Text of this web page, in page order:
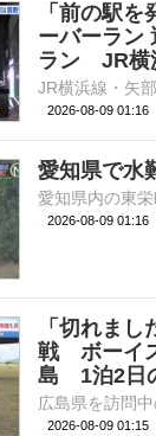
「前の駅
ーバーラン
ラン JR横
2026-08-09 01:16
愛知県で水
2026-08-09 01:16
「切れま
戦 ボーイ
島 1泊2日
2026-08-09 01:15